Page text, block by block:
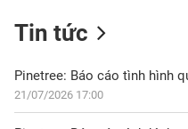
Tin tức
Pinetree: Báo cáo tình hình
21/07/2026 17:00